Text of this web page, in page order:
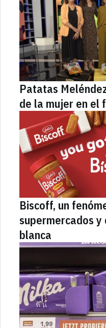
Patatas
de la mujer en el
Biscoff, un
supermercados y
blanca